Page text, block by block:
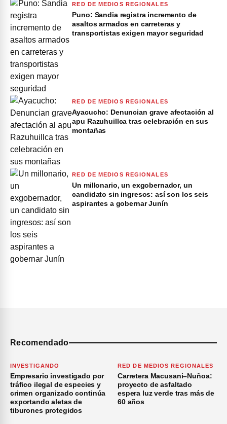
RED DE MEDIOS REGIONALES
Puno: Sandia registra incremento de
asaltos armados en carreteras y
transportistas exigen mayor seguridad
RED DE MEDIOS REGIONALES
Ayacucho: Denuncian grave afectación al
apu Razuhuillca tras celebración en sus
montañas
RED DE MEDIOS REGIONALES
Un millonario, un exgobernador, un
candidato sin ingresos: así son los seis
aspirantes a gobernar Junín
Recomendado
INVESTIGANDO
Empresario investigado por
tráfico ilegal de especies y
crimen organizado continúa
exportando aletas de
tiburones protegidos
RED DE MEDIOS REGIONALES
Carretera Macusani–Nuñoa:
proyecto de asfaltado
espera luz verde tras más de
60 años